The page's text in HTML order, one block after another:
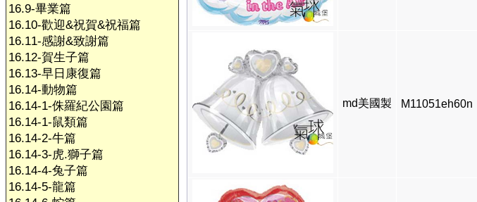
16.9-畢業篇
16.10-歡迎&祝賀&祝福篇
16.11-感謝&致謝篇
16.12-賀生子篇
16.13-早日康復篇
16.14-動物篇
16.14-1-侏羅紀公園篇
16.14-1-鼠類篇
16.14-2-牛篇
16.14-3-虎.獅子篇
16.14-4-兔子篇
16.14-5-龍篇
md美國製 M11051eh60n